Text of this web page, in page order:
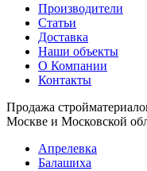
Производители
Статьи
Доставка
Наши объекты
О Компании
Контакты
Продажа
Москве и Московской
Апрелевка
Балашиха